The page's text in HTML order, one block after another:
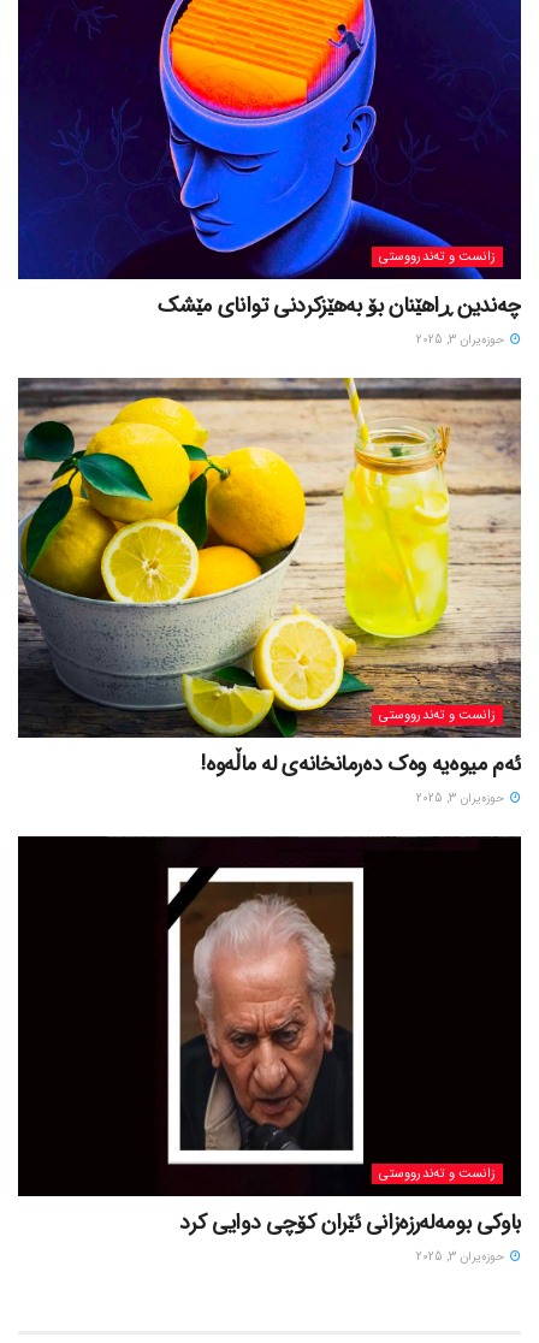
زانست و تەندرووستی
چەندین ڕاهێنان بۆ بەهێزکردنی توانای مێشک
حوزه‌یران 3, 2025
زانست و تەندرووستی
ئەم میوەیە وەک دەرمانخانەی لە ماڵەوە!
حوزه‌یران 3, 2025
زانست و تەندرووستی
باوکی بومەلەرزەزانی ئێران کۆچی دوایی کرد
حوزه‌یران 3, 2025